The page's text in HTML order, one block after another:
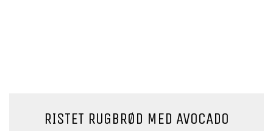
RISTET RUGBRØD MED AVOCADO